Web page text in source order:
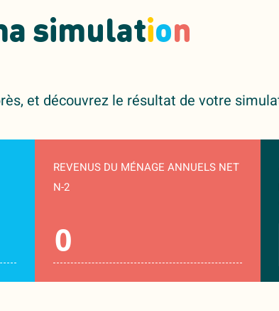
simulation
et découvrez le résultat de votre
REVENUS DU MÉNAGE ANNUELS NET
N-2